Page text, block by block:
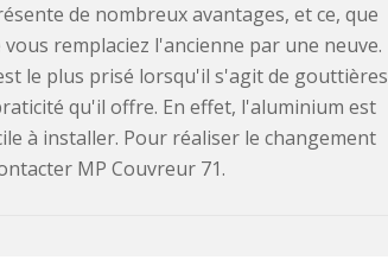
de nombreux avantages, et ce, que
remplaciez l'ancienne par une neuve.
le plus prisé lorsqu'il s'agit de gouttières
qu'il offre. En effet, l'aluminium est
à installer. Pour réaliser le changement
MP Couvreur 71.